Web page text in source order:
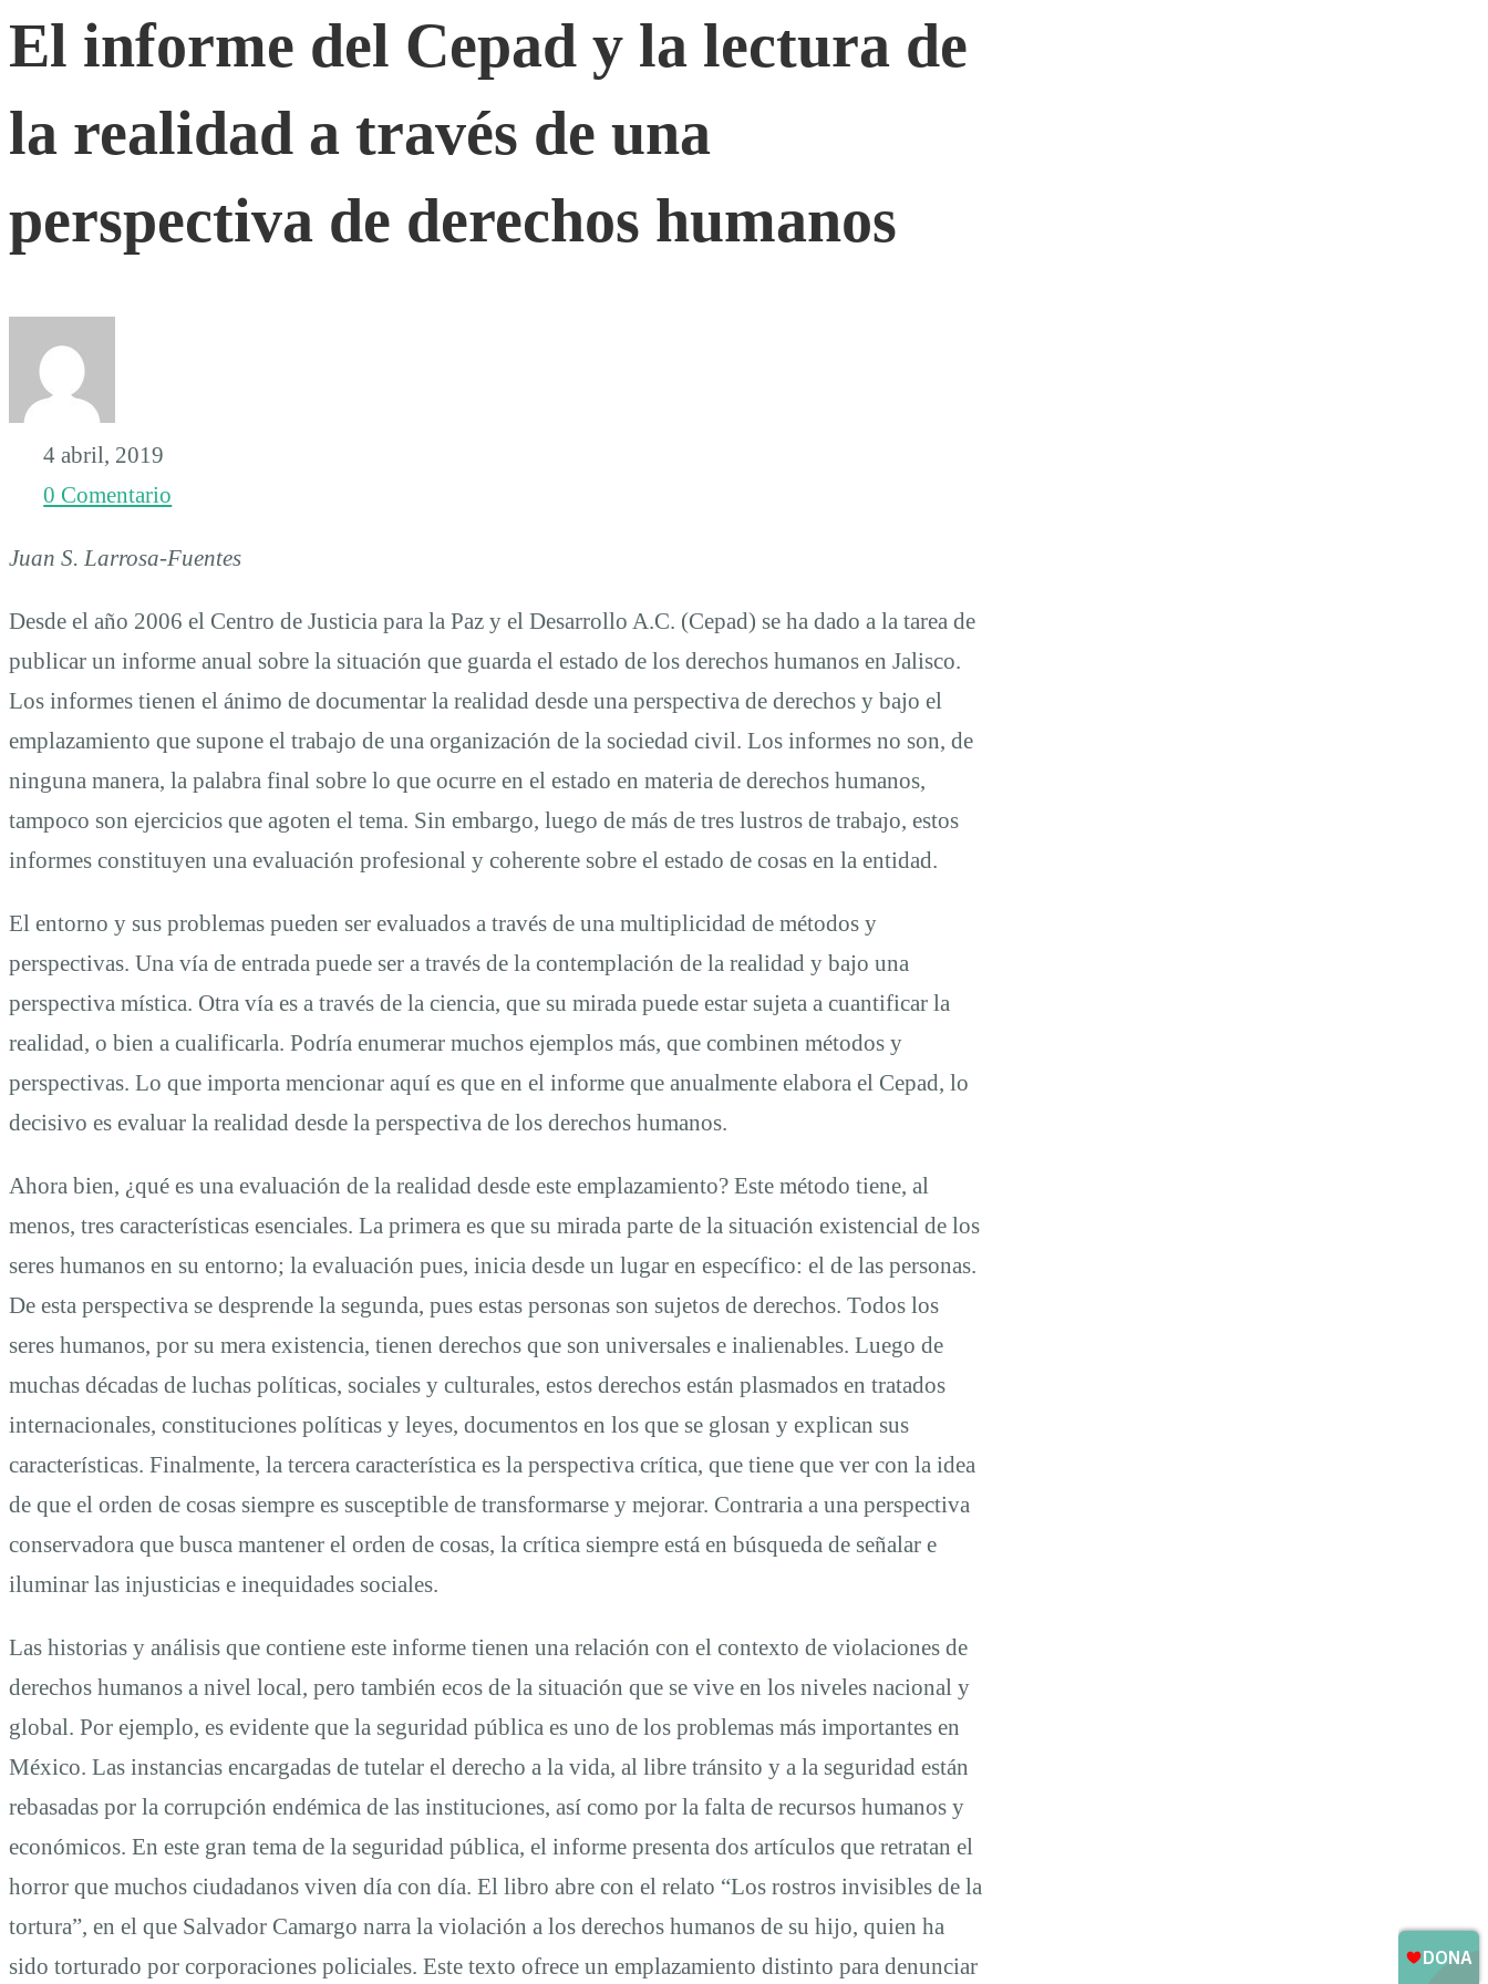
del
Cepad
y
lectura
de
la
realidad
a
través
de
una
perspectiva
de
derechos
humanos
El informe del Cepad y la lectura de
la realidad a través de una
perspectiva de derechos humanos
4 abril, 2019
0 Comentario
Juan S. Larrosa-Fuentes
Desde el año 2006 el Centro de Justicia para la Paz y el Desarrollo A.C. (Cepad) se ha dado a la tarea de
publicar un informe anual sobre la situación que guarda el estado de los derechos humanos en Jalisco.
Los informes tienen el ánimo de documentar la realidad desde una perspectiva de derechos y bajo el
emplazamiento que supone el trabajo de una organización de la sociedad civil. Los informes no son, de
ninguna manera, la palabra final sobre lo que ocurre en el estado en materia de derechos humanos,
tampoco son ejercicios que agoten el tema. Sin embargo, luego de más de tres lustros de trabajo, estos
informes constituyen una evaluación profesional y coherente sobre el estado de cosas en la entidad.
El entorno y sus problemas pueden ser evaluados a través de una multiplicidad de métodos y
perspectivas. Una vía de entrada puede ser a través de la contemplación de la realidad y bajo una
perspectiva mística. Otra vía es a través de la ciencia, que su mirada puede estar sujeta a cuantificar la
realidad, o bien a cualificarla. Podría enumerar muchos ejemplos más, que combinen métodos y
perspectivas. Lo que importa mencionar aquí es que en el informe que anualmente elabora el Cepad, lo
decisivo es evaluar la realidad desde la perspectiva de los derechos humanos.
Ahora bien, ¿qué es una evaluación de la realidad desde este emplazamiento? Este método tiene, al
menos, tres características esenciales. La primera es que su mirada parte de la situación existencial de los
seres humanos en su entorno; la evaluación pues, inicia desde un lugar en específico: el de las personas.
De esta perspectiva se desprende la segunda, pues estas personas son sujetos de derechos. Todos los
seres humanos, por su mera existencia, tienen derechos que son universales e inalienables. Luego de
muchas décadas de luchas políticas, sociales y culturales, estos derechos están plasmados en tratados
internacionales, constituciones políticas y leyes, documentos en los que se glosan y explican sus
características. Finalmente, la tercera característica es la perspectiva crítica, que tiene que ver con la idea
de que el orden de cosas siempre es susceptible de transformarse y mejorar. Contraria a una perspectiva
conservadora que busca mantener el orden de cosas, la crítica siempre está en búsqueda de señalar e
iluminar las injusticias e inequidades sociales.
Las historias y análisis que contiene este informe tienen una relación con el contexto de violaciones de
derechos humanos a nivel local, pero también ecos de la situación que se vive en los niveles nacional y
global. Por ejemplo, es evidente que la seguridad pública es uno de los problemas más importantes en
México. Las instancias encargadas de tutelar el derecho a la vida, al libre tránsito y a la seguridad están
rebasadas por la corrupción endémica de las instituciones, así como por la falta de recursos humanos y
económicos. En este gran tema de la seguridad pública, el informe presenta dos artículos que retratan el
horror que muchos ciudadanos viven día con día. El libro abre con el relato “Los rostros invisibles de la
tortura”, en el que Salvador Camargo narra la violación a los derechos humanos de su hijo, quien ha
sido torturado por corporaciones policiales. Este texto ofrece un emplazamiento distinto para denunciar